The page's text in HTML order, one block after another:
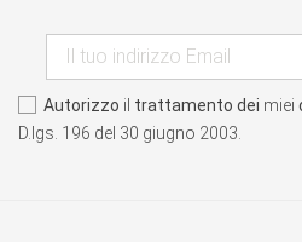
Autorizzo il trattamento dei miei
D.lgs. 196 del 30 giugno 2003.